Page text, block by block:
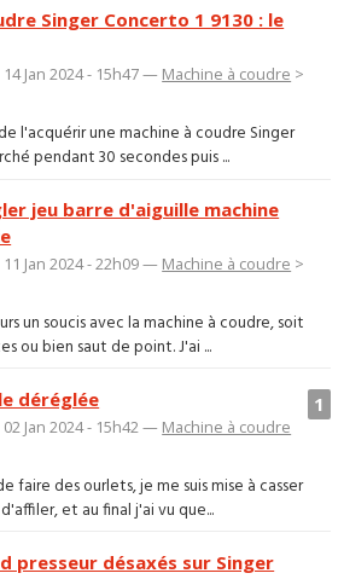
Singer Concerto 1 9130 : le
Jan 2024 - 15h47 — Machine à coudre >
l'acquérir une machine à coudre Singer
pendant 30 secondes puis ...
jeu barre d'aiguille machine
Jan 2024 - 22h09 — Machine à coudre >
un soucis avec la machine à coudre, soit
ou bien saut de point. J'ai ...
1
déréglée
Jan 2024 - 15h42 — Machine à coudre
faire des ourlets, je me suis mise à casser
et au final j'ai vu que...
presseur désaxés sur Singer